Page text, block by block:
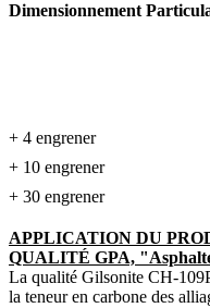
Dimensionnement
+ 4 engrener
+ 10 engrener
+ 30 engrener
APPLICATION DU
QUALITÉ GPA,
La qualité Gilsonite CH-
la teneur en carbone des